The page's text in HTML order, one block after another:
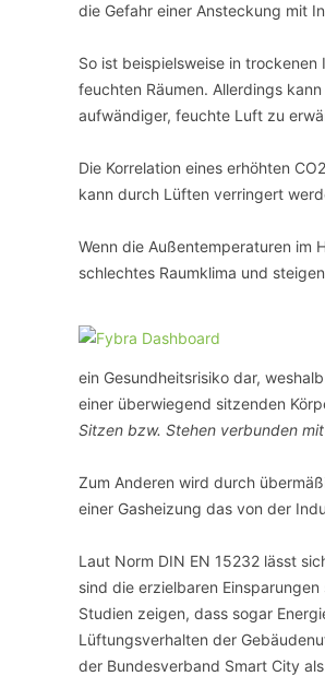
die Gefahr einer Ansteckung mit
So ist beispielsweise in
feuchten Räumen. Allerdings
aufwändiger, feuchte Luft zu
Die Korrelation eines erhöhten
kann durch Lüften verringert
Wenn die Außentemperaturen im
schlechtes Raumklima und
ein Gesundheitsrisiko dar,
einer überwiegend sitzenden
Sitzen bzw. Stehen verbunden
Zum Anderen wird durch
einer Gasheizung das von der
Laut Norm DIN EN 15232 lässt
sind die erzielbaren
Studien zeigen, dass sogar
Lüftungsverhalten der
der Bundesverband Smart City